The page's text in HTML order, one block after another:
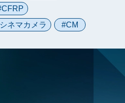
CFRP
シネマカメラ CM